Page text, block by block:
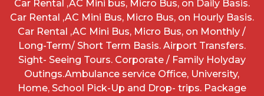
Car Rental ,AC Mini bus, Micro Bus, on Daily Basis.
Car Rental ,AC Mini Bus, Micro Bus, on Hourly Basis.
Car Rental ,AC Mini Bus, Micro Bus, on Monthly /
Long-Term/ Short Term Basis. Airport Transfers.
Sight- Seeing Tours. Corporate / Family Holyday
Outings.Ambulance service Office, University,
Home, School Pick-Up and Drop- trips. Package